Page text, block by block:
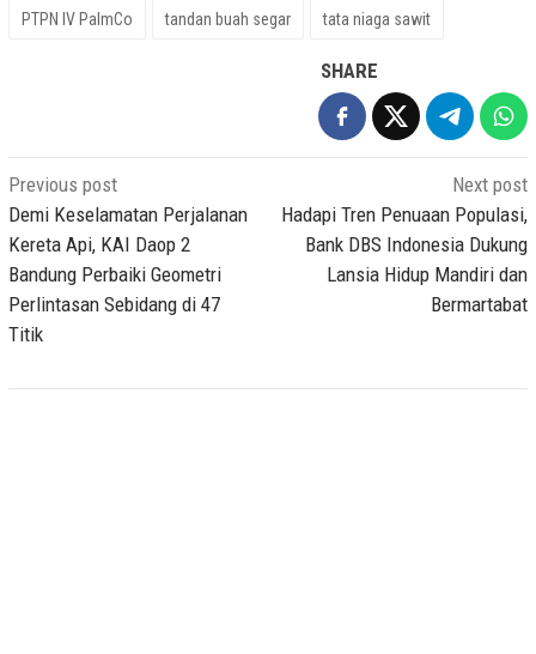
PTPN IV PalmCo tandan buah segar tata niaga sawit
SHARE
Post
navigation
Previous post
Demi Keselamatan Perjalanan
Kereta Api, KAI Daop 2
Bandung Perbaiki Geometri
Perlintasan Sebidang di 47
Titik
Next post
Hadapi Tren Penuaan Populasi,
Bank DBS Indonesia Dukung
Lansia Hidup Mandiri dan
Bermartabat